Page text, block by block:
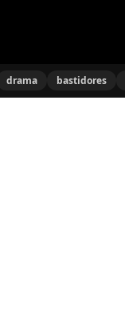
drama bastidores